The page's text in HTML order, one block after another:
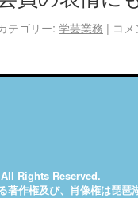
テゴリー: 学芸業務 | コ
Rights Reserved.
著作権及び、肖像権は琵